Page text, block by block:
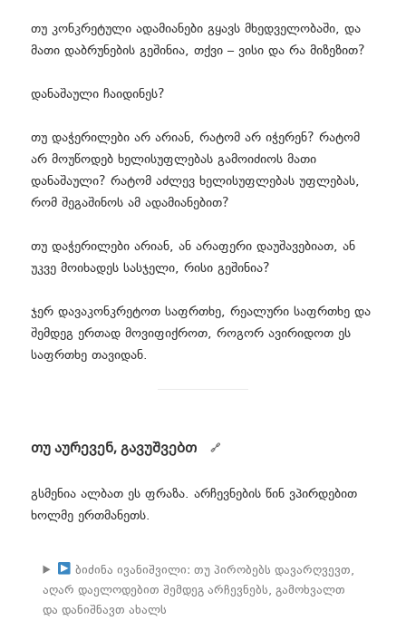
თუ კონკრეტული ადამიანები გყავს მხედველობაში, და
მათი დაბრუნების გეშინია, თქვი – ვისი და რა მიზეზით?
დანაშაული ჩაიდინეს?
თუ დაჭერილები არ არიან, რატომ არ იჭერენ? რატომ
არ მოუწოდებ ხელისუფლებას გამოიძიოს მათი
დანაშაული? რატომ აძლევ ხელისუფლებას უფლებას,
რომ შეგაშინოს ამ ადამიანებით?
თუ დაჭერილები არიან, ან არაფერი დაუშავებიათ, ან
უკვე მოიხადეს სასჯელი, რისი გეშინია?
ჯერ დავაკონკრეტოთ საფრთხე, რეალური საფრთხე და
შემდეგ ერთად მოვიფიქროთ, როგორ ავირიდოთ ეს
საფრთხე თავიდან.
თუ აურევენ, გავუშვებთ
გსმენია ალბათ ეს ფრაზა. არჩევნების წინ ვპირდებით
ხოლმე ერთმანეთს.
ბიძინა ივანიშვილი: თუ პირობებს დავარღვევთ,
აღარ დაელოდებით შემდეგ არჩევნებს, გამოხვალთ
და დანიშნავთ ახალს